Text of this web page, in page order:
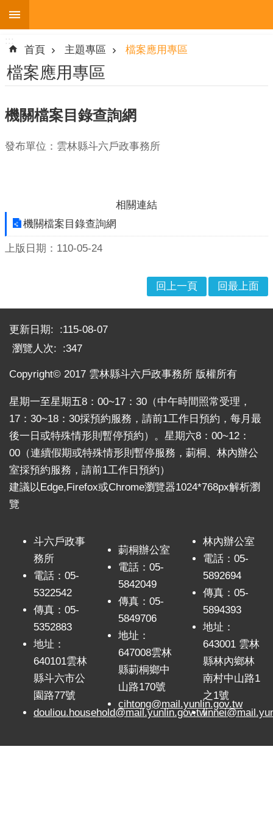
跳到主要內容區塊
進
階
搜
尋
機
關
民
服
務
最
新
息
公
開
資
訊
主
題
專
:::
首頁 主題專區 檔案應用專區
檔案應用專區
機關檔案目錄查詢網
發布單位：雲林縣斗六戶政事務所
相關連結
機關檔案目錄查詢網
上版日期：110-05-24
回上一頁 回最上面
更新日期:
115-08-07
瀏覽人次:
347
Copyright© 2017 雲林縣斗六戶政事務所 版權所有
星期一至星期五8：00~17：30（中午時間照常受理，
17：30~18：30採預約服務，請前1工作日預約，每月最
後一日或特殊情形則暫停預約）。星期六8：00~12：
00（連續假期或特殊情形則暫停服務，莿桐、林內辦公
室採預約服務，請前1工作日預約）
建議以Edge,Firefox或Chrome瀏覽器1024*768px解析瀏
覽
斗六戶政事
務所
電話：05-
5322542
傳真：05-
5352883
地址：
640101雲林
縣斗六市公
園路77號
douliou.household@mail.yunlin.gov.tw
莿桐辦公室
電話：05-
5842049
傳真：05-
5849706
地址：
647008雲林
縣莿桐鄉中
山路170號
cihtong@mail.yunlin.gov.tw
林內辦公室
電話：05-
5892694
傳真：05-
5894393
地址：
643001 雲林
縣林內鄉林
南村中山路1
之1號